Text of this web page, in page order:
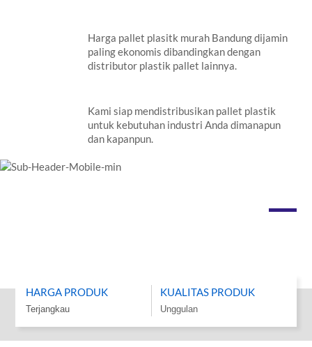
Harga pallet plasitk murah Bandung dijamin
paling ekonomis dibandingkan dengan
distributor plastik pallet lainnya.
Kami siap mendistribusikan pallet plastik
untuk kebutuhan industri Anda dimanapun
dan kapanpun.
HARGA PRODUK
Terjangkau
KUALITAS PRODUK
Unggulan